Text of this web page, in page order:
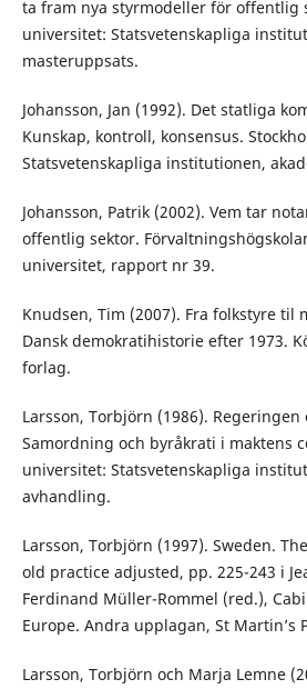
ta fram nya styrmodeller för offentlig
universitet: Statsvetenskapliga
masteruppsats.
Johansson, Jan (1992). Det statliga
Kunskap, kontroll, konsensus.
Statsvetenskapliga institutionen,
Johansson, Patrik (2002). Vem tar
offentlig sektor.
universitet, rapport nr 39.
Knudsen, Tim (2007). Fra folkstyre til
Dansk demokratihistorie efter 1973.
forlag.
Larsson, Torbjörn (1986). Regeringen
Samordning och byråkrati i maktens
universitet: Statsvetenskapliga
avhandling.
Larsson, Torbjörn (1997). Sweden.
old practice adjusted, pp. 225-243 i
Ferdinand Müller-Rommel (red.),
Europe. Andra upplagan, St Martin’s
Larsson, Torbjörn och Marja Lemne